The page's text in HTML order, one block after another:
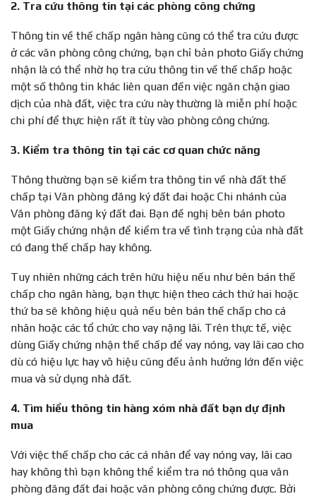
2. Tra cứu thông tin tại các phòng công chứng
Thông tin về thế chấp ngân hàng cũng có thể tra cứu được
ở các văn phòng công chứng, bạn chỉ bản photo Giấy chứng
nhận là có thể nhờ họ tra cứu thông tin về thế chấp hoặc
một số thông tin khác liên quan đến việc ngăn chặn giao
dịch của nhà đất, việc tra cứu này thường là miễn phí hoặc
chi phí để thực hiện rất ít tùy vào phòng công chứng.
3. Kiểm tra thông tin tại các cơ quan chức năng
Thông thường bạn sẽ kiểm tra thông tin về nhà đất thế
chấp tại Văn phòng đăng ký đất đai hoặc Chi nhánh của
Văn phòng đăng ký đất đai. Bạn đề nghị bên bán photo
một Giấy chứng nhận để kiểm tra về tình trạng của nhà đất
có đang thế chấp hay không.
Tuy nhiên những cách trên hữu hiệu nếu như bên bán thế
chấp cho ngân hàng, bạn thực hiện theo cách thứ hai hoặc
thứ ba sẽ không hiệu quả nếu bên bán thế chấp cho cá
nhân hoặc các tổ chức cho vay nặng lãi. Trên thực tế, việc
dùng Giấy chứng nhận thế chấp để vay nóng, vay lãi cao cho
dù có hiệu lực hay vô hiệu cũng đều ảnh hưởng lớn đến việc
mua và sử dụng nhà đất.
4. Tìm hiểu thông tin hàng xóm nhà đất bạn dự định
mua
Với việc thế chấp cho các cá nhân để vay nóng vay, lãi cao
hay không thì bạn không thể kiểm tra nó thông qua văn
phòng đăng đất đai hoặc văn phòng công chứng được. Bởi